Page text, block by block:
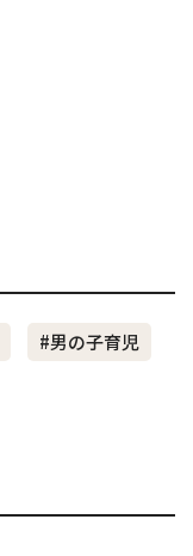
#男の子育児